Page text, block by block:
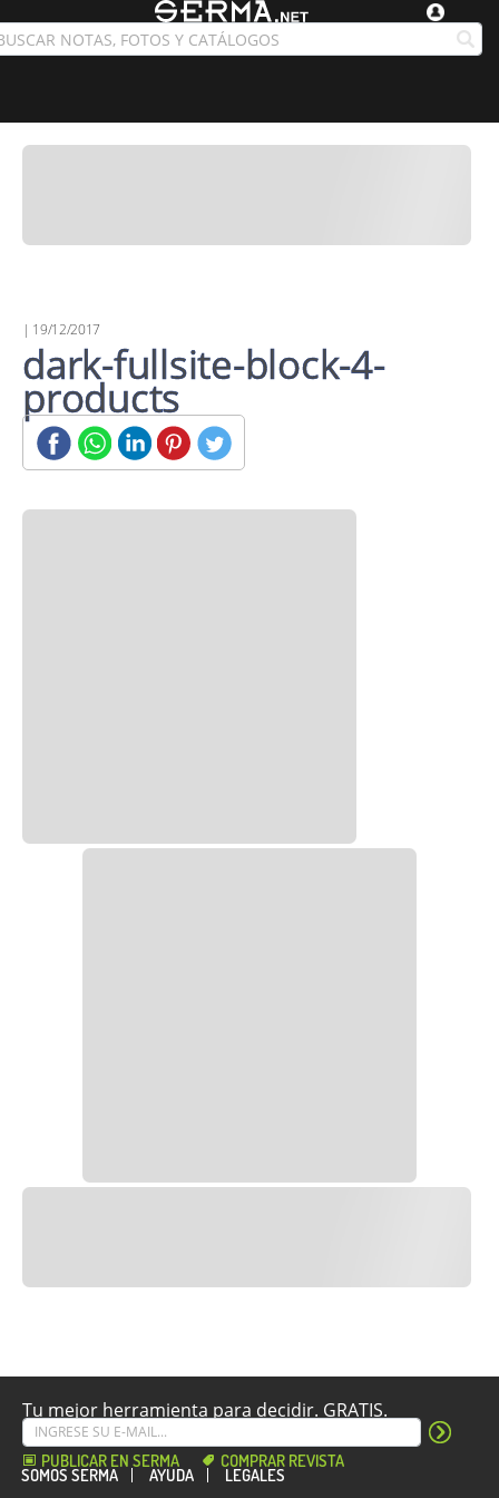
| 19/12/2017
dark-fullsite-block-4-
products
Tu mejor herramienta para decidir. GRATIS.
PUBLICAR EN SERMA COMPRAR REVISTA
SOMOS SERMA AYUDA LEGALES